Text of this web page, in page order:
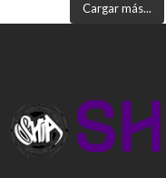
Cargar más...